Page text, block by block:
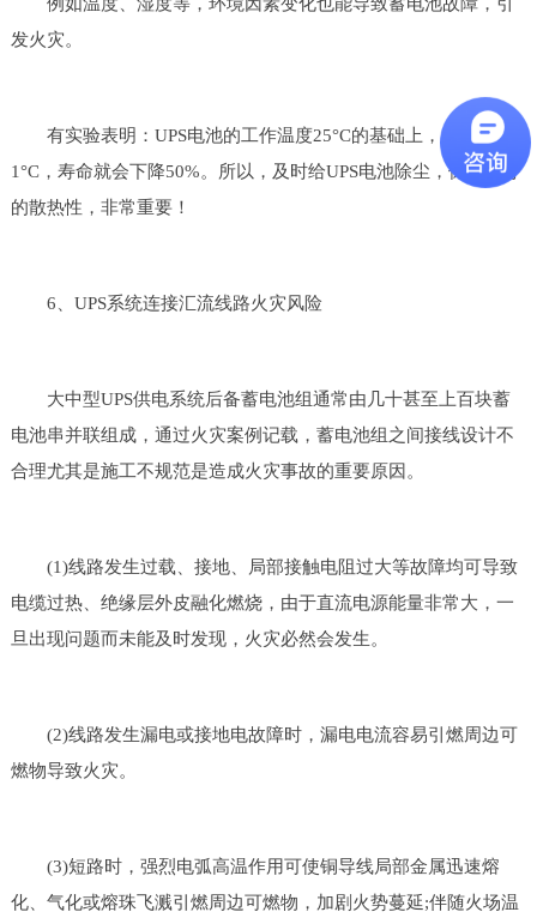
发火灾。
有实验表明：UPS电池的工作温度25°C的基础上，每上升
1°C，寿命就会下降50%。所以，及时给UPS电池除尘，保持良好
的散热性，非常重要！
6、UPS系统连接汇流线路火灾风险
大中型UPS供电系统后备蓄电池组通常由几十甚至上百块蓄
电池串并联组成，通过火灾案例记载，蓄电池组之间接线设计不
合理尤其是施工不规范是造成火灾事故的重要原因。
(1)线路发生过载、接地、局部接触电阻过大等故障均可导致
电缆过热、绝缘层外皮融化燃烧，由于直流电源能量非常大，一
旦出现问题而未能及时发现，火灾必然会发生。
(2)线路发生漏电或接地电故障时，漏电电流容易引燃周边可
燃物导致火灾。
(3)短路时，强烈电弧高温作用可使铜导线局部金属迅速熔
化、气化或熔珠飞溅引燃周边可燃物，加剧火势蔓延;伴随火场温